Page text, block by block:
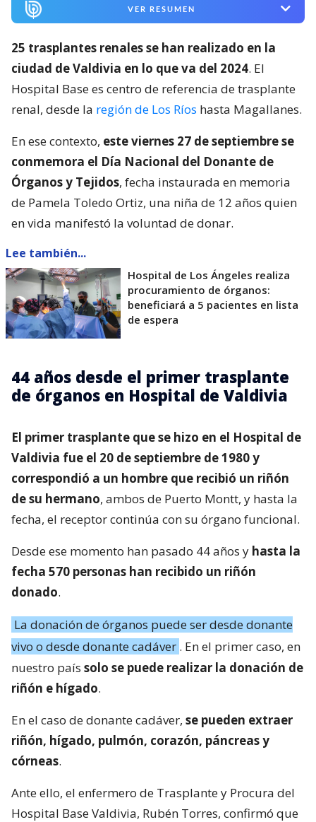
VER RESUMEN
25 trasplantes renales se han realizado en la
ciudad de Valdivia en lo que va del 2024. El
Hospital Base es centro de referencia de trasplante
renal, desde la región de Los Ríos hasta Magallanes.
En ese contexto, este viernes 27 de septiembre se
conmemora el Día Nacional del Donante de
Órganos y Tejidos, fecha instaurada en memoria
de Pamela Toledo Ortiz, una niña de 12 años quien
en vida manifestó la voluntad de donar.
Lee también...
Hospital de Los Ángeles realiza
procuramiento de órganos:
beneficiará a 5 pacientes en lista
de espera
44 años desde el primer trasplante
de órganos en Hospital de Valdivia
El primer trasplante que se hizo en el Hospital de
Valdivia fue el 20 de septiembre de 1980 y
correspondió a un hombre que recibió un riñón
de su hermano, ambos de Puerto Montt, y hasta la
fecha, el receptor continúa con su órgano funcional.
Desde ese momento han pasado 44 años y hasta la
fecha 570 personas han recibido un riñón
donado.
La donación de órganos puede ser desde donante
vivo o desde donante cadáver . En el primer caso, en
nuestro país solo se puede realizar la donación de
riñón e hígado.
En el caso de donante cadáver, se pueden extraer
riñón, hígado, pulmón, corazón, páncreas y
córneas.
Ante ello, el enfermero de Trasplante y Procura del
Hospital Base Valdivia, Rubén Torres, confirmó que